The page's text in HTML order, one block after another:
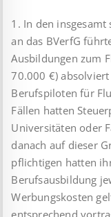
1. In den insgesamt
an das BVerfG
Ausbildungen zum
70.000 €)
Berufspiloten für
Fällen hatten
Universitäten oder
danach auf dieser
pflichtigen hatten
Berufsausbildung
Werbungskosten
entsprechend